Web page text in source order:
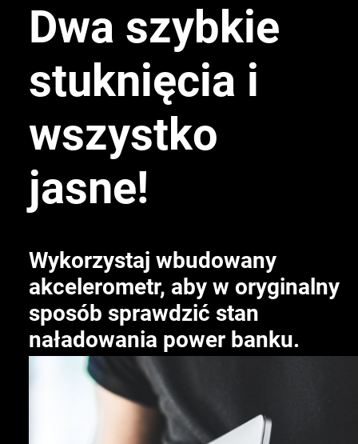
Dwa szybkie
stuknięcia i
wszystko
jasne!
Wykorzystaj wbudowany
akcelerometr, aby w oryginalny
sposób sprawdzić stan
naładowania power banku.